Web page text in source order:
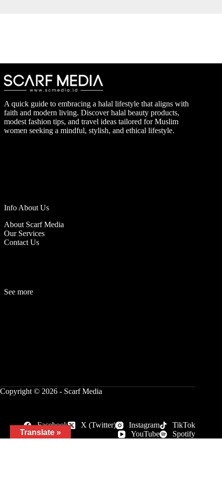
A quick guide to embracing a halal lifestyle that aligns with
faith and modern living. Discover halal beauty products,
modest fashion tips, and travel ideas tailored for Muslim
women seeking a mindful, stylish, and ethical lifestyle.
Info About Us
About Scarf Media
Our Services
Contact Us
See more
Copyright © 2026 - Scarf Media
Facebook X (Twitter) Instagram
TikTok
YouTube
Spotify
Translate »